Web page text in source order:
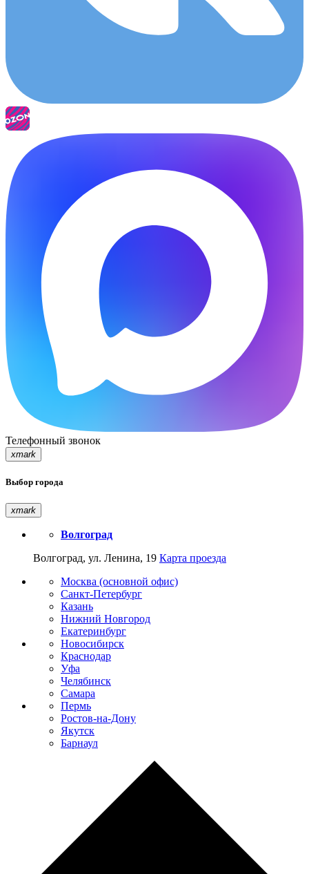
Телефонный звонок
xmark
Выбор города
xmark
Волгоград
Волгоград, ул. Ленина, 19 Карта проезда
Москва (основной офис)
Санкт-Петербург
Казань
Нижний Новгород
Екатеринбург
Новосибирск
Краснодар
Уфа
Челябинск
Самара
Пермь
Ростов-на-Дону
Якутск
Барнаул